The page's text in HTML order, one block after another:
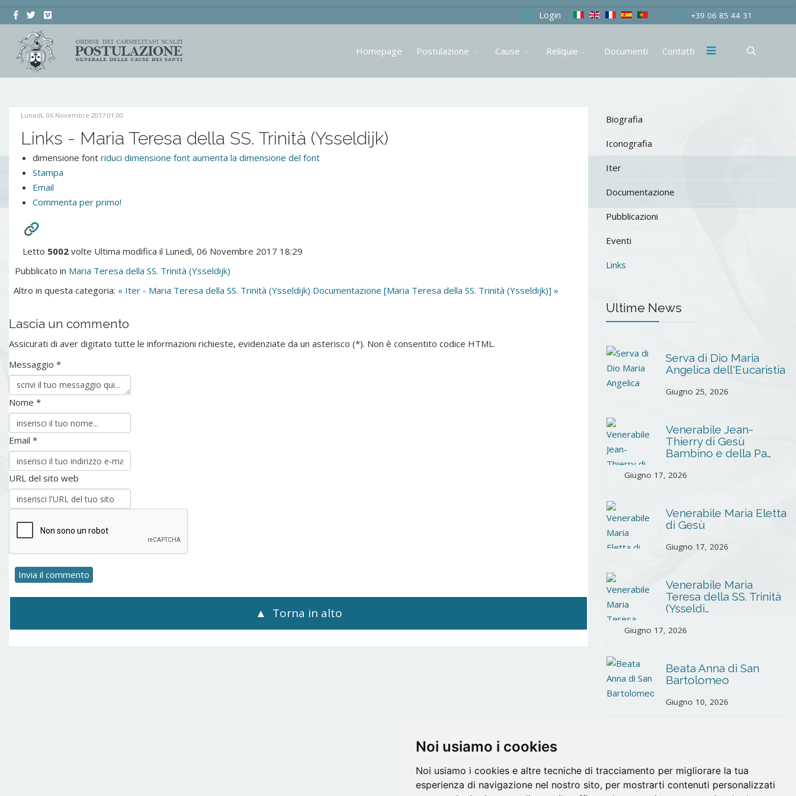
Noi usiamo i cookies
Noi usiamo i cookies e altre tecniche di tracciamento per migliorare la tua
esperienza di navigazione nel nostro sito, per mostrarti contenuti personalizzati
Login +39 06 85 44 31
Homepage Postulazione Cause Reliquie Documenti Contatti
Lunedì, 06 Novembre 2017 01:00
Links - Maria Teresa della SS. Trinità (Ysseldijk)
dimensione font riduci dimensione font aumenta la dimensione del font
Stampa
Email
Commenta per primo!
Letto 5002 volte Ultima modifica il Lunedì, 06 Novembre 2017 18:29
Pubblicato in Maria Teresa della SS. Trinità (Ysseldijk)
Altro in questa categoria: « Iter - Maria Teresa della SS. Trinità (Ysseldijk) Documentazione [Maria Teresa della SS. Trinità (Ysseldijk)] »
Lascia un commento
Assicurati di aver digitato tutte le informazioni richieste, evidenziate da un asterisco (*). Non è consentito codice HTML.
Messaggio *
Nome *
Email *
URL del sito web
Torna in alto
Biografia
Iconografia
Iter
Documentazione
Pubblicazioni
Eventi
Links
Ultime News
Serva di Dio Maria
Angelica dell'Eucaristia
Giugno 25, 2026
Venerabile Jean-
Thierry di Gesù
Bambino e della Pa…
Giugno 17, 2026
Venerabile Maria Eletta
di Gesù
Giugno 17, 2026
Venerabile Maria
Teresa della SS. Trinità
(Ysseldi…
Giugno 17, 2026
Beata Anna di San
Bartolomeo
Giugno 10, 2026